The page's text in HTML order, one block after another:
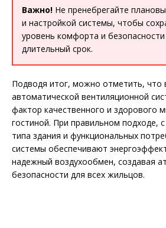
Важно! Не пренебрегайте
и настройкой системы, чтобы
уровень комфорта и
длительный срок.
Подводя итог, можно отметить, что
автоматической вентиляционной
фактор качественного и здорового
гостиной. При правильном подходе,
типа здания и функциональных
системы обеспечивают
надежный воздухообмен, создавая
безопасности для всех жильцов.